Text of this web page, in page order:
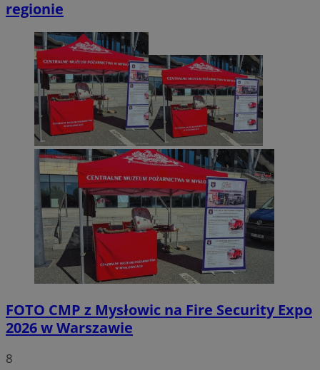
regionie
FOTO CMP z Mysłowic na Fire Security Expo
2026 w Warszawie
8